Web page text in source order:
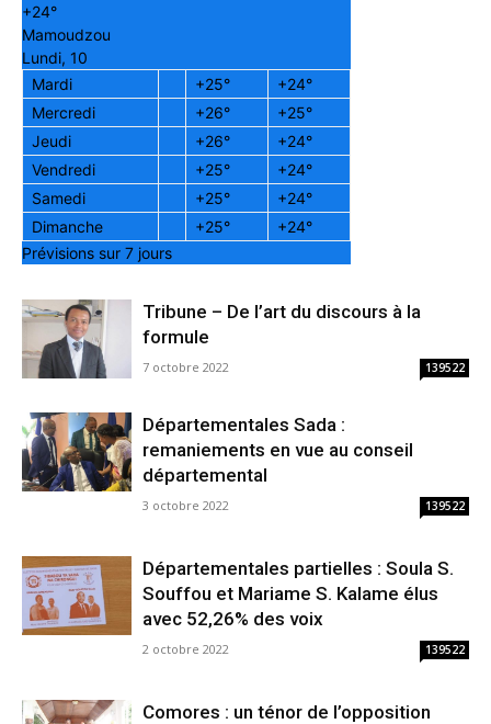
+24°
Mamoudzou
Lundi, 10
Mardi
+25° +24°
Mercredi
+26° +25°
Jeudi
+26° +24°
Vendredi
+25° +24°
Samedi
+25° +24°
Dimanche
+25° +24°
Prévisions sur 7 jours
Tribune – De l’art du discours à la
formule
7 octobre 2022 139522
Départementales Sada :
remaniements en vue au conseil
départemental
3 octobre 2022 139522
Départementales partielles : Soula S.
Souffou et Mariame S. Kalame élus
avec 52,26% des voix
2 octobre 2022 139522
Comores : un ténor de l’opposition